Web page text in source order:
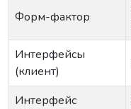
Форм-фактор
Интерфейсы
(клиент)
Интерфейс